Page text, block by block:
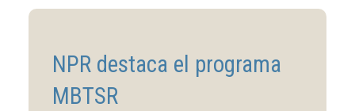
NPR destaca el programa
MBTSR